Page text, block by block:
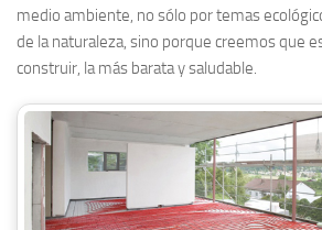
medio ambiente, no sólo por temas
de la naturaleza, sino porque creemos que
construir, la más barata y saludable.